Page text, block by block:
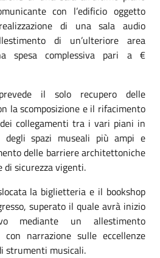
con l’edificio oggetto
di una sala audio
di un’ulteriore area
spesa complessiva pari a €
il solo recupero delle
la scomposizione e il rifacimento
collegamenti tra i vari piani in
degli spazi museali più ampi e
delle barriere architettoniche
sicurezza vigenti.
la biglietteria e il bookshop
superato il quale avrà inizio
mediante un allestimento
narrazione sulle eccellenze
strumenti musicali.